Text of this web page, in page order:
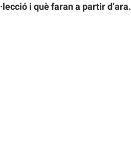
i què faran a partir d’ara.